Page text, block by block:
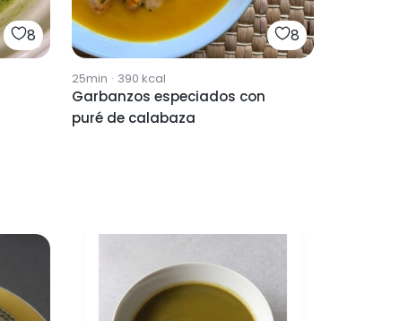
8 8
25min · 390 kcal
Garbanzos especiados con
puré de calabaza